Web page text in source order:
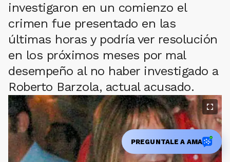
investigaron en un comienzo el
crimen fue presentado en las
últimas horas y podría ver resolución
en los próximos meses por mal
desempeño al no haber investigado a
Roberto Barzola, actual acusado.
PREGUNTALE A AMA